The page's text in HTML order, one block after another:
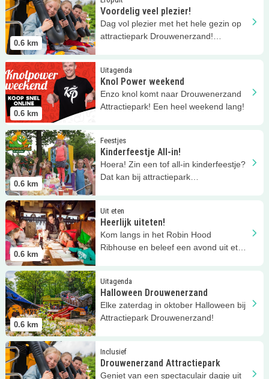
0.6 km
Voordelig veel plezier!
Dag vol plezier met het hele gezin op
attractiepark Drouwenerzand!
0.6 km
Uitagenda
Knol Power weekend
Enzo knol komt naar Drouwenerzand
Attractiepark! Een heel weekend lang!
Lees meer Knol Power weekend
0.6 km
Feestjes
Kinderfeestje All-in!
Hoera! Zin een tof all-in kinderfeestje?
Dat kan bij attractiepark
Lees meer Kinderfeestje All-in!
0.6 km
Uit eten
Heerlijk uiteten!
Kom langs in het Robin Hood
Ribhouse en beleef een avond uit eten
Lees meer Heerlijk uiteten!
0.6 km
Uitagenda
Halloween Drouwenerzand
Elke zaterdag in oktober Halloween bij
Attractiepark Drouwenerzand!
Lees meer Halloween Drouwenerzand
Inclusief
Drouwenerzand Attractiepark
Geniet van een spectaculair dagje uit
Lees meer Drouwenerzand Attractiepark